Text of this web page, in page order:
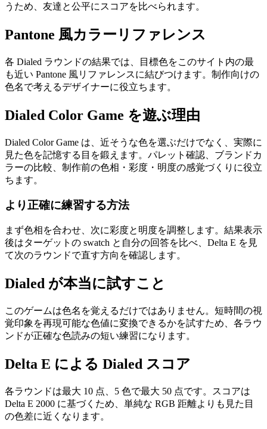
うため、友達と公平にスコアを比べられます。
Pantone 風カラーリファレンス
各 Dialed ラウンドの結果では、目標色をこのサイト内の最
も近い Pantone 風リファレンスに結びつけます。制作向けの
色名で考えるデザイナーに役立ちます。
Dialed Color Game を遊ぶ理由
Dialed Color Game は、近そうな色を選ぶだけでなく、実際に
見た色を記憶する目を鍛えます。パレット確認、ブランドカ
ラーの比較、制作前の色相・彩度・明度の感覚づくりに役立
ちます。
より正確に練習する方法
まず色相を合わせ、次に彩度と明度を調整します。結果表示
後はターゲットの swatch と自分の回答を比べ、Delta E を見
て次のラウンドで直す方向を確認します。
Dialed が本当に試すこと
このゲームは色名を覚えるだけではありません。短時間の視
覚印象を再現可能な色値に変換できるかを試すため、各ラウ
ンドが正確な色読みの短い練習になります。
Delta E による Dialed スコア
各ラウンドは最大 10 点、5 色で最大 50 点です。スコアは
Delta E 2000 に基づくため、単純な RGB 距離よりも見た目
の色差に近くなります。